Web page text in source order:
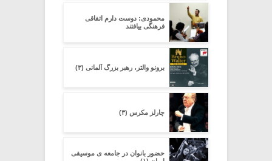
محمودی: دوست دارم اتفاقی
فرهنگی بیافتند
برونو والتر، رهبر بزرگ آلمانی (۳)
چارلز مکرس (۳)
حضور بانوان در جامعه ی موسیقی